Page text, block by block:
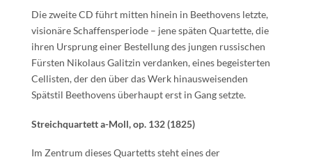
Die zweite CD führt mitten hinein in Beethovens letzte,
visionäre Schaffensperiode – jene späten Quartette, die
ihren Ursprung einer Bestellung des jungen russischen
Fürsten Nikolaus Galitzin verdanken, eines begeisterten
Cellisten, der den über das Werk hinausweisenden
Spätstil Beethovens überhaupt erst in Gang setzte.
Streichquartett a-Moll, op. 132 (1825)
Im Zentrum dieses Quartetts steht eines der